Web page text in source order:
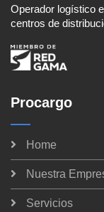
Operador logístico
centros de
Procargo
Home
Nuestra
Servicios